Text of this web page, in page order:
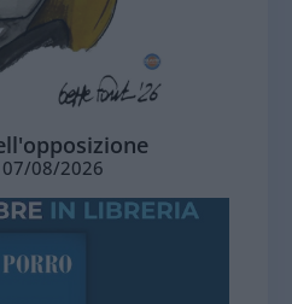
07/08/2026